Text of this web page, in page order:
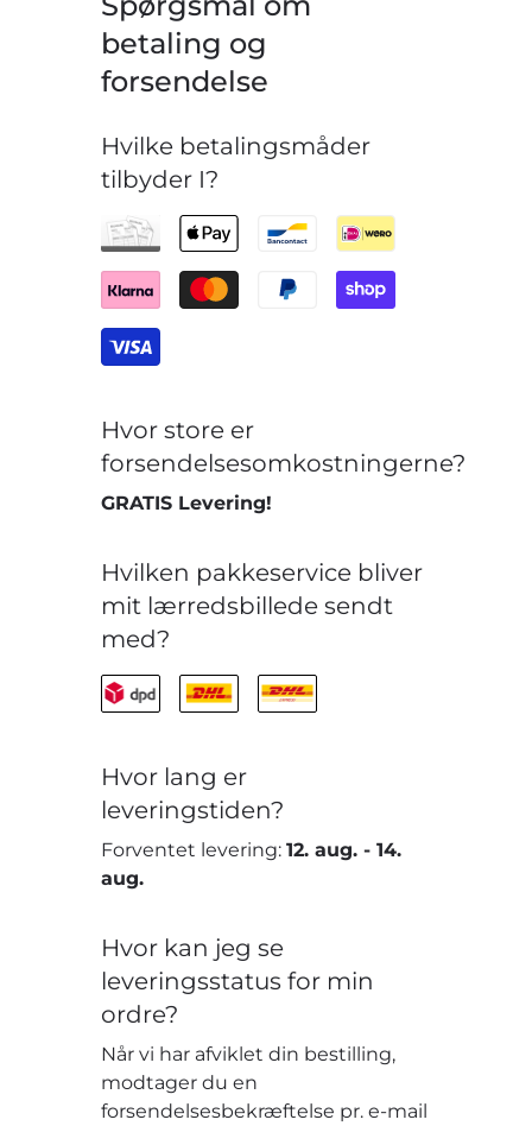
betaling og
forsendelse
Hvilke betalingsmåder
tilbyder I?
Hvor store er
forsendelsesomkostningerne?
GRATIS Levering!
Hvilken pakkeservice bliver
mit lærredsbillede sendt
med?
Hvor lang er
leveringstiden?
Forventet levering:12. aug. -14.
aug.
Hvor kan jeg se
leveringsstatus for min
ordre?
Når vi har afviklet din bestilling,
modtager du en
forsendelsesbekræftelse pr. e-mail